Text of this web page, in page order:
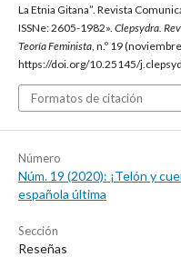
La Etnia Gitana”. Revista
ISSNe: 2605-1982». Clepsydra.
Teoría Feminista , n.º 19
https://doi.org/10.25145/
Formatos de citación
Número
Núm. 19 (2020): ¡Telón y
española última
Sección
Reseñas